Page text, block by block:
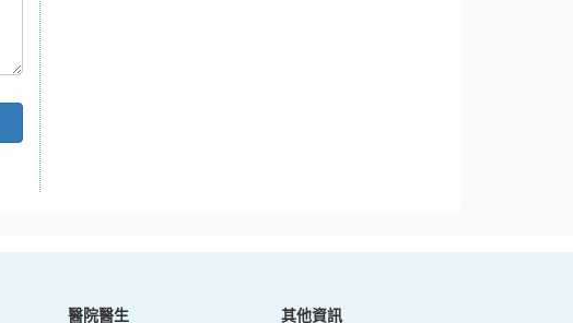
醫院醫生 其他資訊